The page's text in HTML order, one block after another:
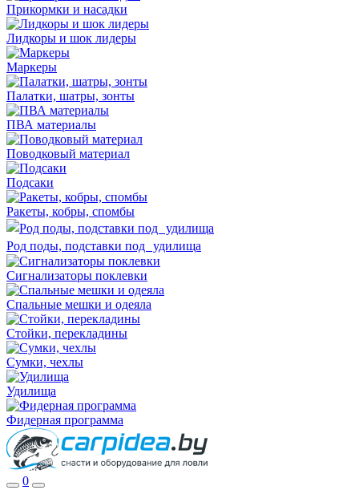
Прикормки и насадки
Лидкоры и шок лидеры
Маркеры
Палатки, шатры, зонты
ПВА материалы
Поводковый материал
Подсаки
Ракеты, кобры, спомбы
Род поды, подставки под удилища
Сигнализаторы поклевки
Спальные мешки и одеяла
Стойки, перекладины
Сумки, чехлы
Удилища
Фидерная программа
0